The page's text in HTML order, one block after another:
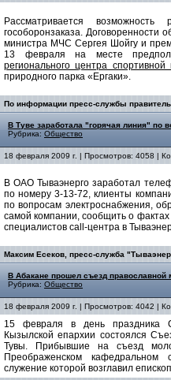
Рассматривается
гособоронзаказа. Договоренности
министра МЧС Сергея Шойгу и
13 февраля на месте
регионального центра спортивной
природного парка «Ергаки».
По информации пресс-службы
В Туве заработала "горячая линия" по
Рубрика: Общество
18 февраля 2009 г. | Просмотров: 4058 |
В ОАО Тываэнерго заработал
по номеру 3-13-72, клиенты
по вопросам электроснабжения,
самой компании, сообщить о
специалистов call-центра в
Максим Есеков, пресс-служба
В Абакане прошел съезд
Рубрика: Общество
18 февраля 2009 г. | Просмотров: 4042 |
15 февраля в день праздника
Кызылской епархии состоялся
Тувы. Прибывшие на съезд
Преображенском кафедральном
служение которой возглавил